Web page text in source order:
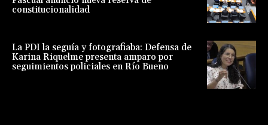
constitucionalidad
La PDI la seguía y fotografiaba: Defensa de
Karina Riquelme presenta amparo por
seguimientos policiales en Río Bueno